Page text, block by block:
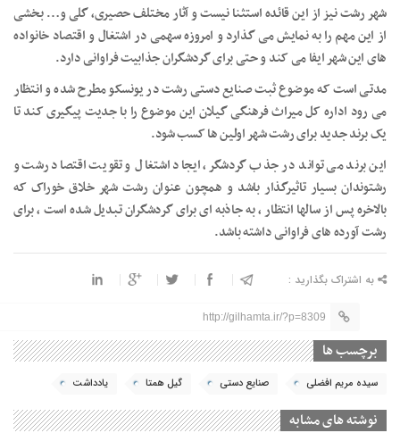
شهر رشت نیز از این قائده استثنا نیست و آثار مختلف حصیری، گلی و… بخشی
از این مهم را به نمایش می گذارد و امروزه سهمی در اشتغال و اقتصاد خانواده
های این شهر ایفا می کند و حتی برای گردشگران جذابیت فراوانی دارد.
مدتی است که موضوع ثبت صنایع دستی رشت در یونسکو مطرح شده و انتظار
می رود اداره کل میراث فرهنگی گیلان این موضوع را با جدیت پیگیری کند تا
یک برند جدید برای رشت شهر اولین ها کسب شود.
این برند می تواند در جذب گردشگر، ایجاد اشتغال و تقویت اقتصاد رشت و
رشتوندان بسیار تاثیرگذار باشد و همچون عنوان رشت شهر خلاق خوراک که
بالاخره پس از سالها انتظار ، به جاذبه ای برای گردشگران تبدیل شده است ، برای
رشت آورده های فراوانی داشته باشد.
به اشتراک بگذارید :
http://gilhamta.ir/?p=8309
برچسب ها
سیده مریم‌‌ افضلی صنایع دستی گیل همتا یادداشت
نوشته های مشابه